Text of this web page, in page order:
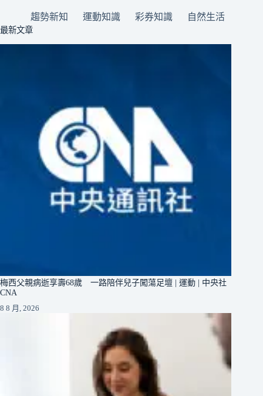
趨勢新知 運動知識 彩券知識 自然生活
最新文章
梅西父親病逝享壽68歲 一路陪伴兒子闖蕩足壇 | 運動 | 中央社
CNA
8 8 月, 2026